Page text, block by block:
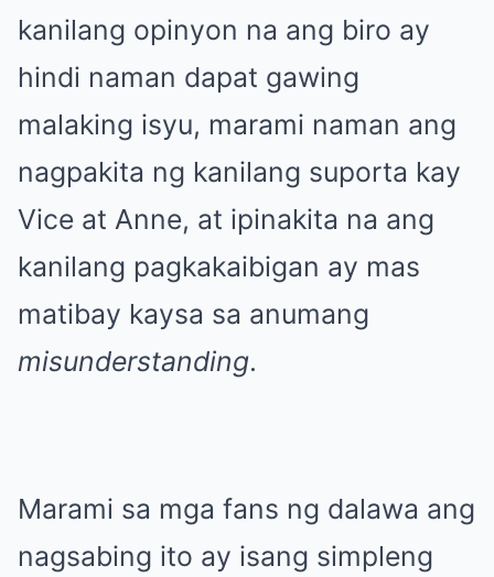
kanilang opinyon na ang biro ay
hindi naman dapat gawing
malaking isyu, marami naman ang
nagpakita ng kanilang suporta kay
Vice at Anne, at ipinakita na ang
kanilang pagkakaibigan ay mas
matibay kaysa sa anumang
misunderstanding.
Marami sa mga fans ng dalawa ang
nagsabing ito ay isang simpleng